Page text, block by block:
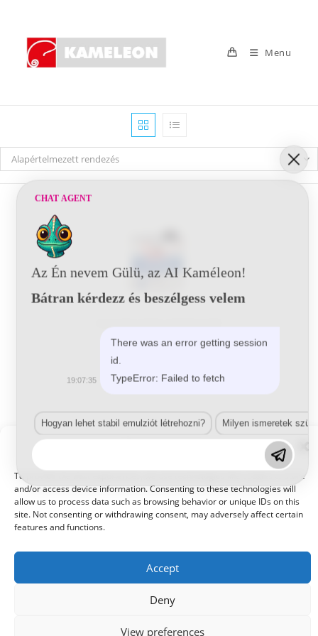
To provide the best experiences, we use technologies like cookies to store
and/or access device information. Consenting to these technologies will
allow us to process data such as browsing behavior or unique IDs on this
site. Not consenting or withdrawing consent, may adversely affect certain
features and functions.
Accept
Deny
View preferences
content
Menu
Alapértelmezett rendezés
Hydrofan edzők
Tovább olvasom
© 2021 Kaméleon Hungary Kft. Minden jog fenntartva. All rights
CHAT AGENT
Az Én nevem Gülü, az AI Kaméleon!
Bátran kérdezz és beszélgess velem
There was an error getting session
id.
TypeError: Failed to fetch
19:07:35
Hogyan lehet stabil emulziót létrehozni? Milyen ismeretek